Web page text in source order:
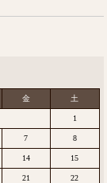
金 土
1
7 8
14 15
21 22